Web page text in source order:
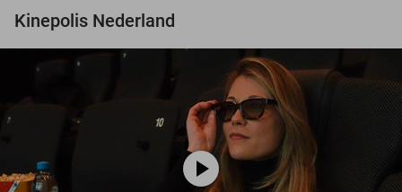
Kinepolis Nederland
play_circle